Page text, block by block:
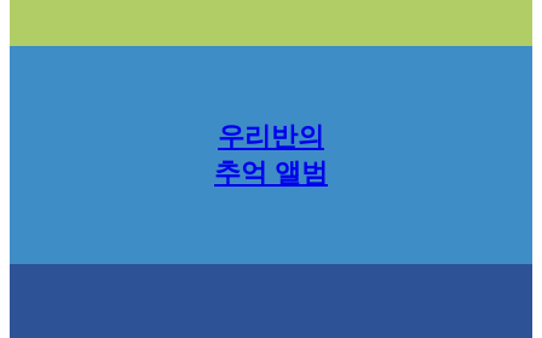
우리반의
추억 앨범